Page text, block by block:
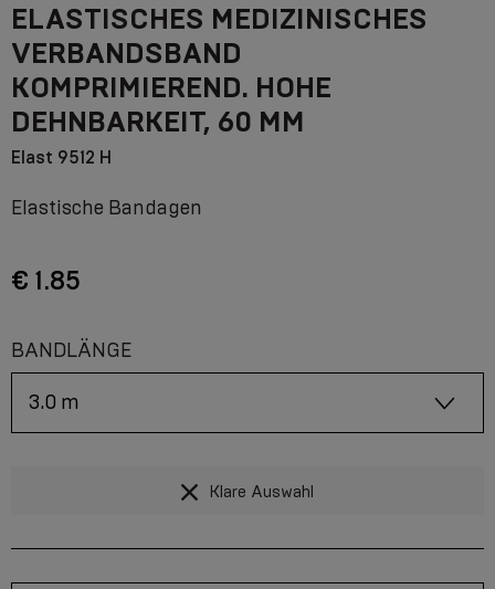
ELASTISCHES MEDIZINISCHES
VERBANDSBAND
KOMPRIMIEREND. HOHE
DEHNBARKEIT, 60 MM
Elast 9512 H
Elastische Bandagen
€ 1.85
BANDLÄNGE
Klare Auswahl